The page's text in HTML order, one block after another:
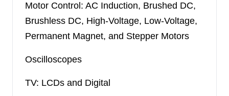
Motor Control: AC Induction, Brushed DC,
Brushless DC, High-Voltage, Low-Voltage,
Permanent Magnet, and Stepper Motors
Oscilloscopes
TV: LCDs and Digital